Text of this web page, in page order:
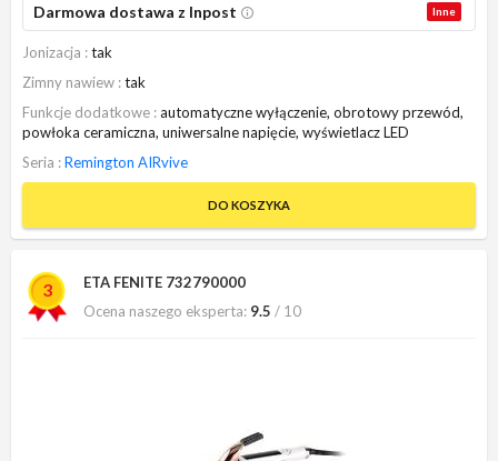
Inne
Darmowa dostawa z Inpost
Jonizacja
tak
Zimny nawiew tak
Funkcje dodatkowe automatyczne wyłączenie, obrotowy przewód,
powłoka ceramiczna, uniwersalne napięcie, wyświetlacz LED
Seria
Remington AIRvive
DO KOSZYKA
3
ETA FENITE 732790000
Ocena naszego eksperta: 9.5 / 10